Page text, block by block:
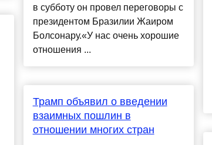
в субботу он провел переговоры с
президентом Бразилии Жаиром
Болсонару.«У нас очень хорошие
отношения ...
Трамп объявил о введении
взаимных пошлин в
отношении многих стран